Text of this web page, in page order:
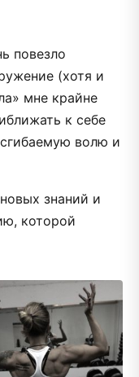
повезло
(хотя и
мне крайне
к себе
волю и
знаний и
которой